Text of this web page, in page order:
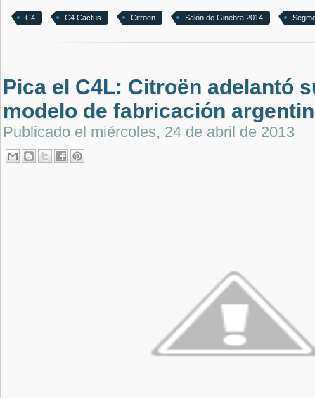
C4 C4 Cactus Citroën Salón de Ginebra 2014
Pica el C4L: Citroën adelantó
modelo de fabricación
Publicado el miércoles, 24 de abril de 2013